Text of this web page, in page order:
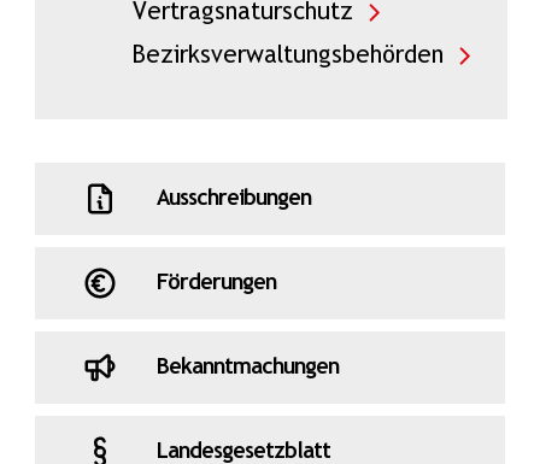
Vertragsnaturschutz
Bezirksverwaltungsbehörden
Ausschreibungen
Förderungen
Bekanntmachungen
Landesgesetzblatt